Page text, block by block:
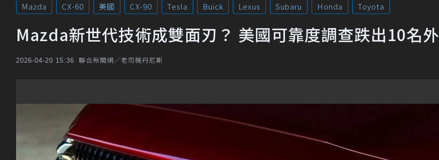
Mazda CX-60 美國 CX-90 Tesla Buick Lexus Subaru Honda Toyota
Mazda新世代技術成雙面刃？ 美國可靠度調查跌出10名外
2026-04-20 15:36 聯合新聞網／老司機丹尼斯